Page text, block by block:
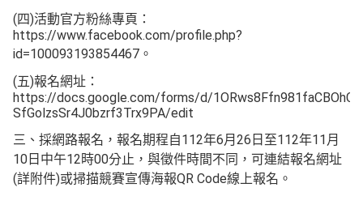
(四)活動官方粉絲專頁：
https://www.facebook.com/profile.php?
id=100093193854467。
(五)報名網址：
https://docs.google.com/forms/d/
SfGolzsSr4J0bzrf3Trx9PA/edit
三、採網路報名，報名期程自112年6月26日至112年11月
10日中午12時00分止，與徵件時間不同，可連結報名網址
(詳附件)或掃描競賽宣傳海報QR Code線上報名。